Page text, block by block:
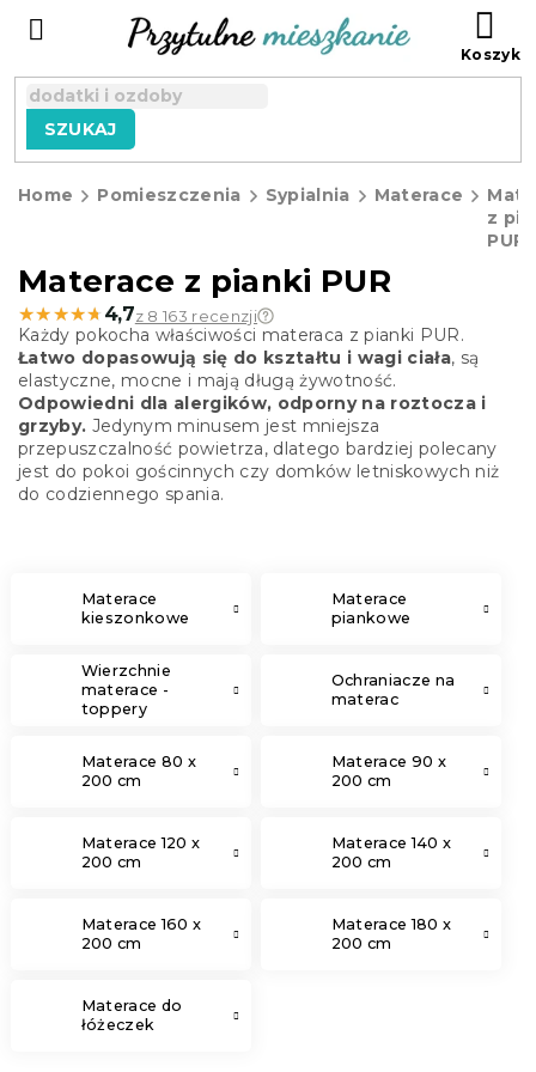
SZUKAJ
Home Pomieszczenia Sypialnia Materace
z
PUR
Materace z pianki PUR
★★★★★
★★★★★ 4,7z 8 163 recenzji
Każdy pokocha właściwości materaca z pianki PUR.
Łatwo dopasowują się do kształtu i wagi ciała, są
elastyczne, mocne i mają długą żywotność.
Odpowiedni dla alergików, odporny na roztocza i
grzyby. Jedynym minusem jest mniejsza
przepuszczalność powietrza, dlatego bardziej polecany
jest do pokoi gościnnych czy domków letniskowych niż
do codziennego spania.
Materace
kieszonkowe
Materace
piankowe
Wierzchnie
materace -
toppery
Ochraniacze na
materac
Materace 80 x
200 cm
Materace 90 x
200 cm
Materace 120 x
200 cm
Materace 140 x
200 cm
Materace 160 x
200 cm
Materace 180 x
200 cm
Materace do
łóżeczek